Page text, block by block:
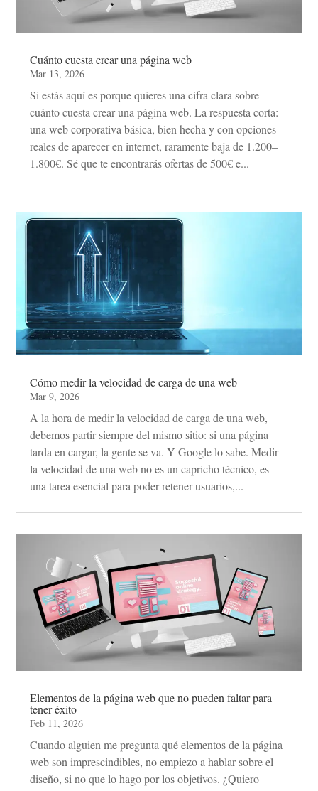
Cuánto cuesta crear una página web
Mar 13, 2026
Si estás aquí es porque quieres una cifra clara sobre
cuánto cuesta crear una página web. La respuesta corta:
una web corporativa básica, bien hecha y con opciones
reales de aparecer en internet, raramente baja de 1.200–
1.800€. Sé que te encontrarás ofertas de 500€ e...
Cómo medir la velocidad de carga de una web
Mar 9, 2026
A la hora de medir la velocidad de carga de una web,
debemos partir siempre del mismo sitio: si una página
tarda en cargar, la gente se va. Y Google lo sabe. Medir
la velocidad de una web no es un capricho técnico, es
una tarea esencial para poder retener usuarios,...
Elementos de la página web que no pueden faltar para
tener éxito
Feb 11, 2026
Cuando alguien me pregunta qué elementos de la página
web son imprescindibles, no empiezo a hablar sobre el
diseño, si no que lo hago por los objetivos. ¿Quiero